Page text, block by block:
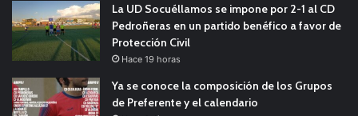
La UD Socuéllamos se impone por 2-1 al CD
Pedroñeras en un partido benéfico a favor de
Protección Civil
Hace 19 horas
Ya se conoce la composición de los Grupos
de Preferente y el calendario